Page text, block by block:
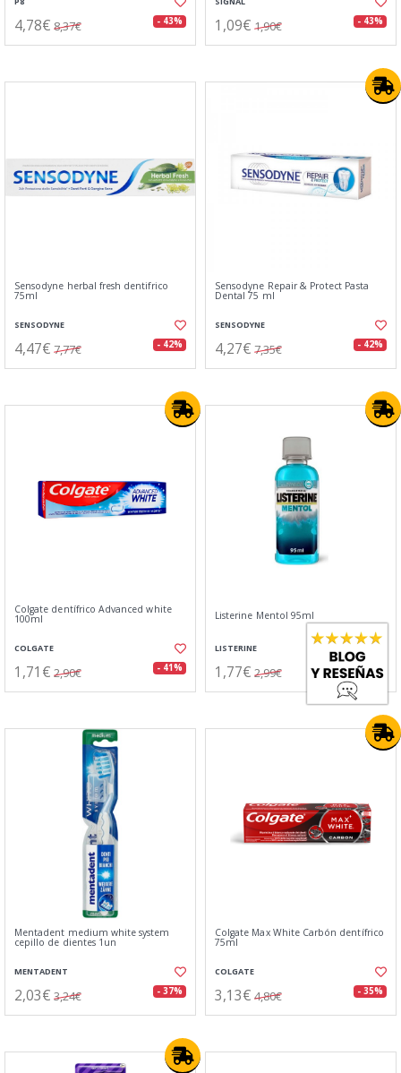
4,78€ 8,37€ - 43% 1,09€ 1,90€ - 43%
Sensodyne herbal fresh dentifrico
75ml
SENSODYNE
4,47€ 7,77€ - 42%
Sensodyne Repair & Protect Pasta
Dental 75 ml
SENSODYNE
4,27€ 7,35€ - 42%
Colgate dentífrico Advanced white
100ml
COLGATE
1,71€ 2,90€ - 41%
Listerine Mentol 95ml
LISTERINE
1,77€ 2,99€ - 41%
Mentadent medium white system
cepillo de dientes 1un
MENTADENT
2,03€ 3,24€ - 37%
Colgate Max White Carbón dentífrico
75ml
COLGATE
3,13€ 4,80€ - 35%